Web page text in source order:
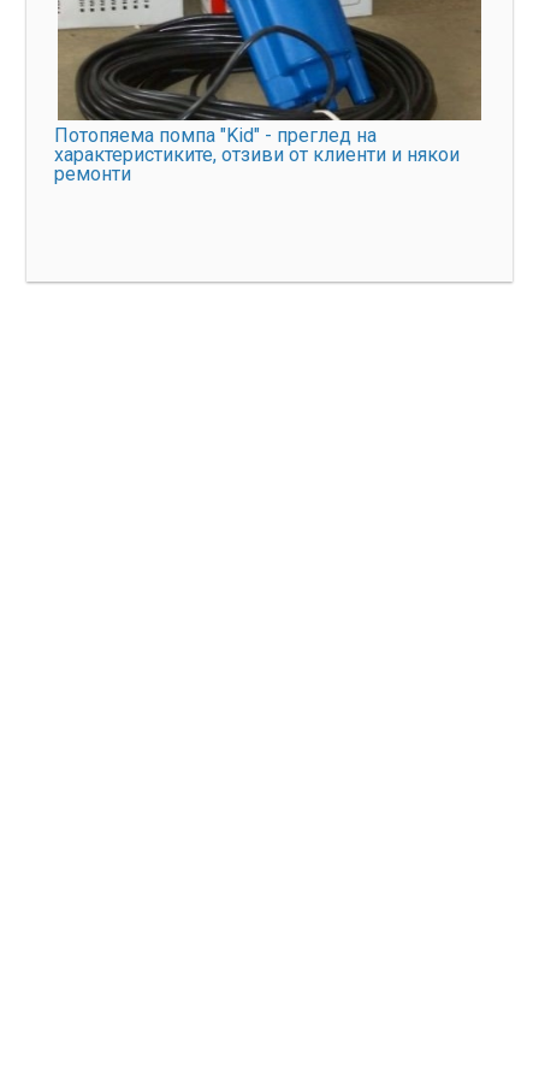
Потопяема помпа "Kid" - преглед на
характеристиките, отзиви от клиенти и някои
ремонти